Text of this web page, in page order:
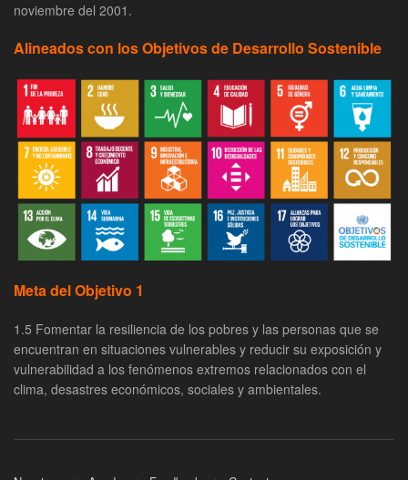
noviembre del 2001.
Alineados con los Objetivos de Desarrollo Sostenible
Meta del Objetivo 1
1.5 Fomentar la resiliencia de los pobres y las personas que se
encuentran en situaciones vulnerables y reducir su exposición y
vulnerabilidad a los fenómenos extremos relacionados con el
clima, desastres económicos, sociales y ambientales.